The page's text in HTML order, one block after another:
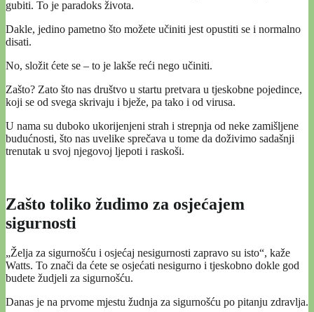
gubiti. To je paradoks života.
Dakle, jedino pametno što možete učiniti jest opustiti se i normalno
disati.
No, složit ćete se – to je lakše reći nego učiniti.
Zašto? Zato što nas društvo u startu pretvara u tjeskobne pojedince,
koji se od svega skrivaju i bježe, pa tako i od virusa.
U nama su duboko ukorijenjeni strah i strepnja od neke zamišljene
budućnosti, što nas uvelike sprečava u tome da doživimo sadašnji
trenutak u svoj njegovoj ljepoti i raskoši.
Zašto toliko žudimo za osjećajem
sigurnosti
„Želja za sigurnošću i osjećaj nesigurnosti zapravo su isto“, kaže
Watts. To znači da ćete se osjećati nesigurno i tjeskobno dokle god
budete žudjeli za sigurnošću.
Danas je na prvome mjestu žudnja za sigurnošću po pitanju zdravlja.